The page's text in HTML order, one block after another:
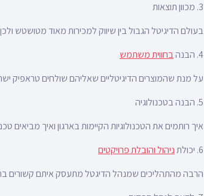
3. מכוון תוצאות
בעולם הדיגיטל הגבול בין שיווק למכירות מאוד מטושטש
4. הבנה
בחווית משתמש
על מנת שהמוצרים הדיגיטליים שאליהם שולחים טראפיק
5. הבנה בטכנולוגיה
איך רותמים את הטכנולוגיות הקיימות בארגון ואיך מביאים
6. יכולת
ניהול והובלת פרויקטים
הרבה מהתהליכים שמנהל הדיגטל מתעסק איתם קשורים